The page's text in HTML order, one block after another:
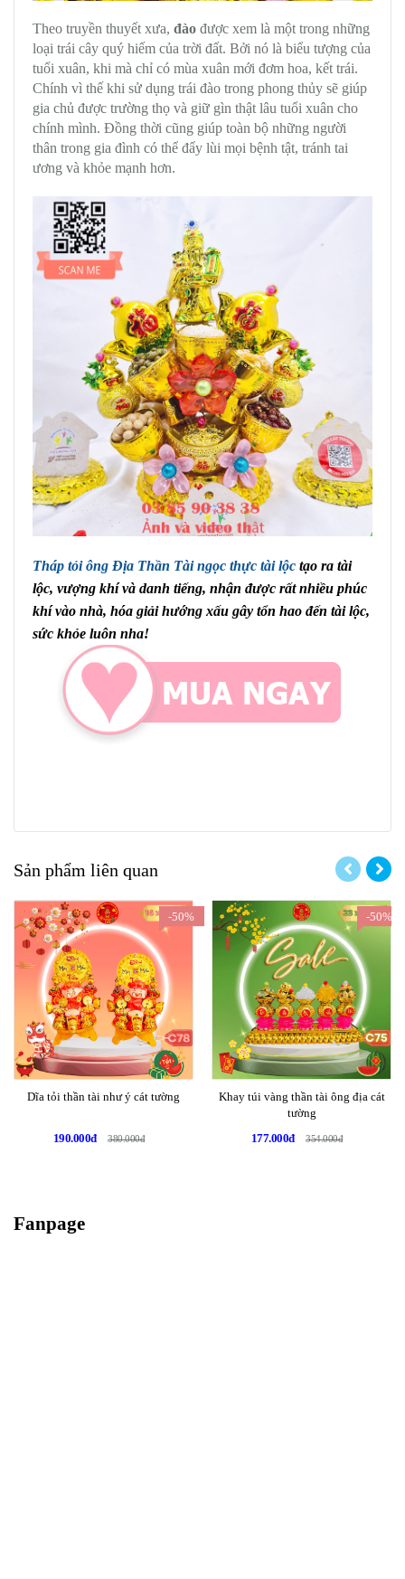
Theo truyền thuyết xưa, đào được xem là một trong những
loại trái cây quý hiếm của trời đất. Bởi nó là biểu tượng của
tuổi xuân, khi mà chỉ có mùa xuân mới đơm hoa, kết trái.
Chính vì thế khi sử dụng trái đào trong phong thủy sẽ giúp
gia chủ được trường thọ và giữ gìn thật lâu tuổi xuân cho
chính mình. Đồng thời cũng giúp toàn bộ những người
thân trong gia đình có thể đẩy lùi mọi bệnh tật, tránh tai
ương và khỏe mạnh hơn.
Tháp tỏi ông Địa Thần Tài ngọc thực tài lộc tạo ra tài
lộc, vượng khí và danh tiếng, nhận được rất nhiều phúc
khí vào nhà, hóa giải hướng xấu gây tổn hao đến tài lộc,
sức khỏe luôn nha!
Sản phẩm liên quan
-50%
Dĩa tỏi thần tài như ý cát tường
190.000đ 380.000đ
-50%
Khay túi vàng thần tài ông địa cát
tường
177.000đ
354.000đ
Fanpage